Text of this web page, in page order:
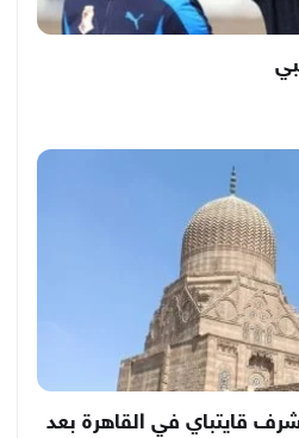
قايتباي في القاهرة بعد